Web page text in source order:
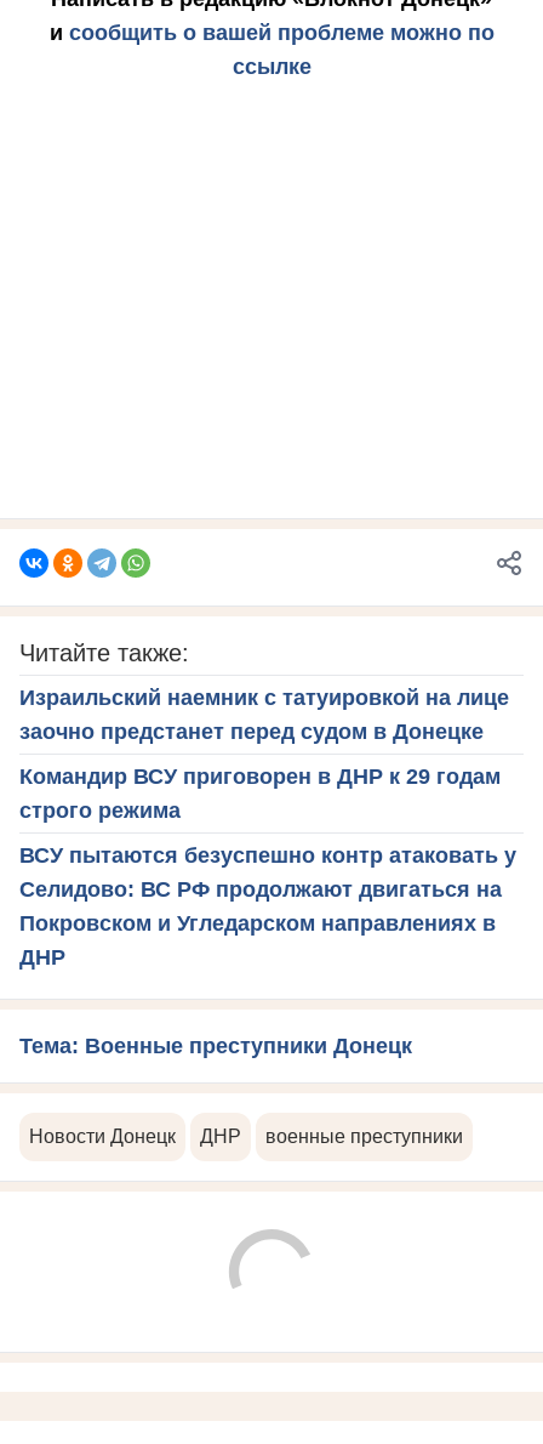
и сообщить о вашей проблеме можно по
ссылке
Читайте также:
Израильский наемник с татуировкой на лице
заочно предстанет перед судом в Донецке
Командир ВСУ приговорен в ДНР к 29 годам
строго режима
ВСУ пытаются безуспешно контр атаковать у
Селидово: ВС РФ продолжают двигаться на
Покровском и Угледарском направлениях в
ДНР
Тема: Военные преступники Донецк
Новости Донецк ДНР военные преступники